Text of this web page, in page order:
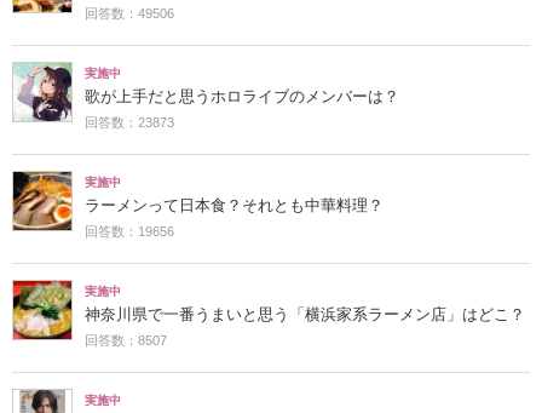
回答数：49506
実施中
歌が上手だと思うホロライブのメンバーは？
回答数：23873
実施中
ラーメンって日本食？それとも中華料理？
回答数：19656
実施中
神奈川県で一番うまいと思う「横浜家系ラーメン店」はどこ？
回答数：8507
実施中